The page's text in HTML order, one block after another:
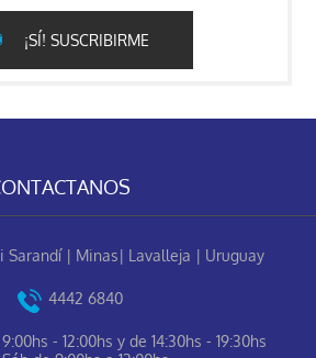
¡SÍ! SUSCRIBIRME
Sarandí | Minas| Lavalleja | Uruguay
4442 6840
- 12:00hs y de 14:30hs - 19:30hs